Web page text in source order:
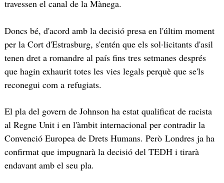
travessen el canal de la Mànega.
Doncs bé, d'acord amb la decisió presa en l'últim moment
per la Cort d'Estrasburg, s'entén que els sol·licitants d'asil
tenen dret a romandre al país fins tres setmanes després
que hagin exhaurit totes les vies legals perquè que se'ls
reconegui com a refugiats.
El pla del govern de Johnson ha estat qualificat de racista
al Regne Unit i en l'àmbit internacional per contradir la
Convenció Europea de Drets Humans. Però Londres ja ha
confirmat que impugnarà la decisió del TEDH i tirarà
endavant amb el seu pla.